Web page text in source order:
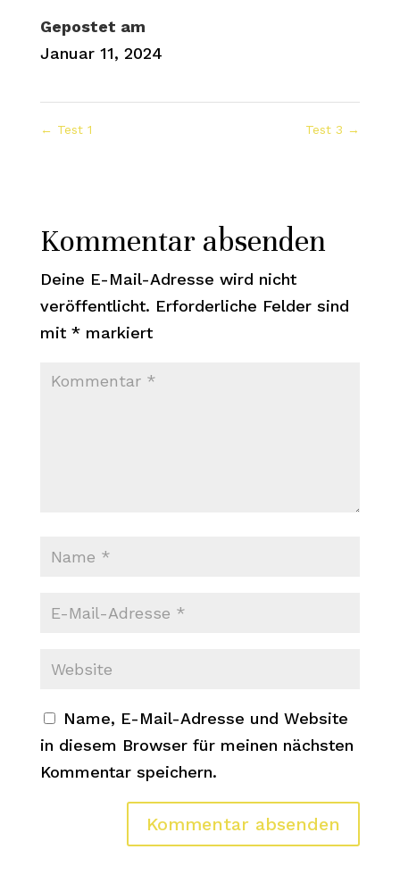
Gepostet am
Januar 11, 2024
← Test 1 Test 3 →
Kommentar absenden
Deine E-Mail-Adresse wird nicht
veröffentlicht. Erforderliche Felder sind
mit *markiert
Name, E-Mail-Adresse und Website
in diesem Browser für meinen nächsten
Kommentar speichern.